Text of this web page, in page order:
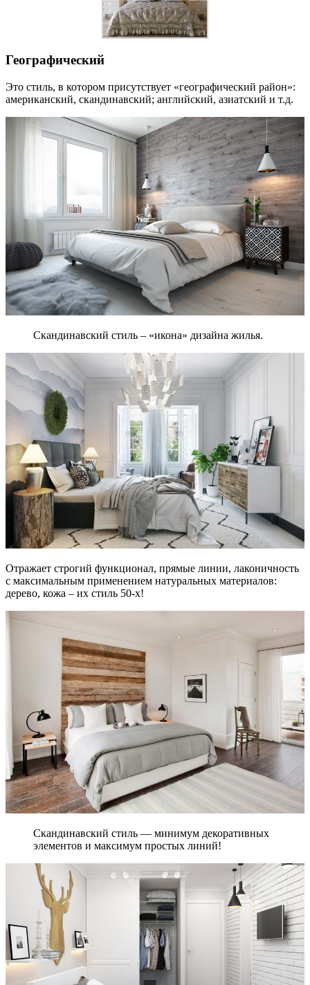
Географический
Это стиль, в котором присутствует «географический район»:
американский, скандинавский; английский, азиатский и т.д.
Скандинавский стиль – «икона» дизайна жилья.
Отражает строгий функционал, прямые линии, лаконичность
с максимальным применением натуральных материалов:
дерево, кожа – их стиль 50-х!
Скандинавский стиль — минимум декоративных
элементов и максимум простых линий!